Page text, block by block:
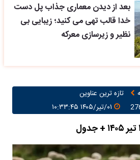
بعد از دیدن معماری جذاب پل دست
خدا قالب تهی می کنید؛ زیبایی بی
نظیر و زیرسازی معرکه
تازه ترین عناوین